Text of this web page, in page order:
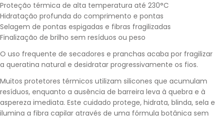
Proteção térmica de alta temperatura até 230°C
Hidratação profunda do comprimento e pontas
Selagem de pontas espigadas e fibras fragilizadas
Finalização de brilho sem resíduos ou peso
O uso frequente de secadores e pranchas acaba por fragilizar
a queratina natural e desidratar progressivamente os fios.
Muitos protetores térmicos utilizam silicones que acumulam
resíduos, enquanto a ausência de barreira leva à quebra e à
aspereza imediata. Este cuidado protege, hidrata, blinda, sela e
ilumina a fibra capilar através de uma fórmula botânica sem